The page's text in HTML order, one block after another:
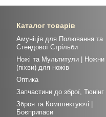
Каталог товарів
Амуніція для Полювання та
Стендової Стрільби
Ножі та Мультитули | Ножни
(піхви) для ножів
Оптика
Запчастини до зброї, Тюнінг
Зброя та Комплектуючі |
Боєприпаси